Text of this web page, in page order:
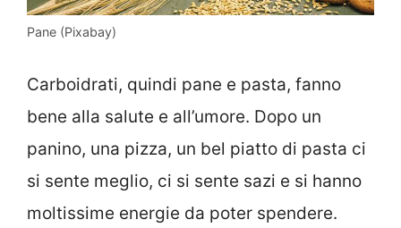
Pane (Pixabay)
Carboidrati, quindi pane e pasta, fanno
bene alla salute e all’umore. Dopo un
panino, una pizza, un bel piatto di pasta ci
si sente meglio, ci si sente sazi e si hanno
moltissime energie da poter spendere.